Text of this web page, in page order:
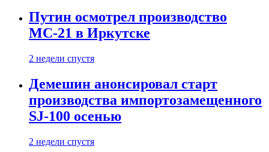
Путин осмотрел производство
МС-21 в Иркутске
2 недели спустя
Демешин анонсировал старт
производства импортозамещенного
SJ-100 осенью
2 недели спустя